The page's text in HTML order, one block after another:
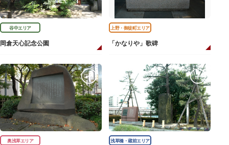
谷中エリア
岡倉天心記念公園
上野・御徒町エリア
「かなりや」歌碑
奥浅草エリア 浅草橋・蔵前エリア